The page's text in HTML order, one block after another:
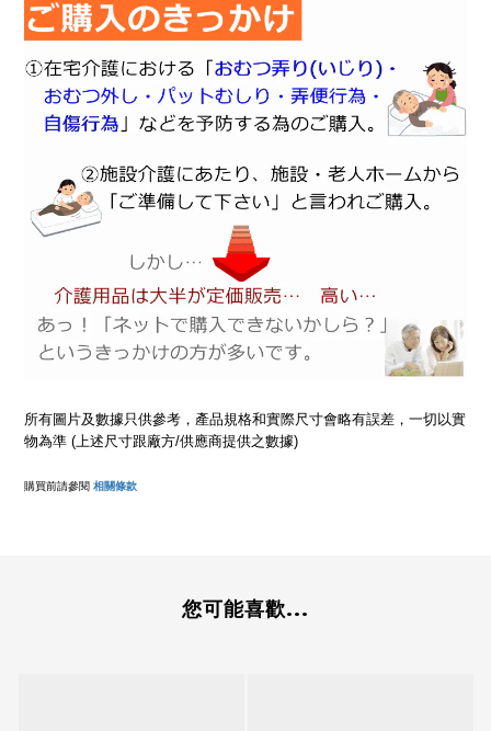
所有圖片及數據只供參考，產品規格和實際尺寸會略有誤差，一切以實
物為準 (上述尺寸跟廠方/供應商提供之數據)
購買前請參閱 相關條款
您可能喜歡...